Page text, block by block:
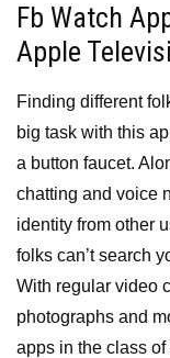
Fb Watch
Apple
Finding different
big task with this
a button faucet.
chatting and voice
identity from other
folks can’t search
With regular video
photographs and
apps in the class